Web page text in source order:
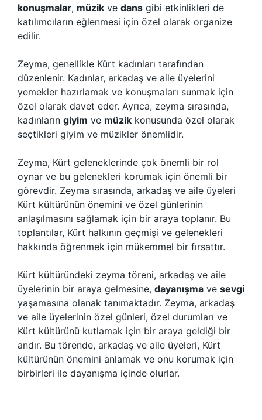
konuşmalar, müzik ve dans gibi etkinlikleri de
katılımcıların eğlenmesi için özel olarak organize
edilir.
Zeyma, genellikle Kürt kadınları tarafından
düzenlenir. Kadınlar, arkadaş ve aile üyelerini
yemekler hazırlamak ve konuşmaları sunmak için
özel olarak davet eder. Ayrıca, zeyma sırasında,
kadınların giyim ve müzik konusunda özel olarak
seçtikleri giyim ve müzikler önemlidir.
Zeyma, Kürt geleneklerinde çok önemli bir rol
oynar ve bu gelenekleri korumak için önemli bir
görevdir. Zeyma sırasında, arkadaş ve aile üyeleri
Kürt kültürünün önemini ve özel günlerinin
anlaşılmasını sağlamak için bir araya toplanır. Bu
toplantılar, Kürt halkının geçmişi ve gelenekleri
hakkında öğrenmek için mükemmel bir fırsattır.
Kürt kültüründeki zeyma töreni, arkadaş ve aile
üyelerinin bir araya gelmesine, dayanışma ve sevgi
yaşamasına olanak tanımaktadır. Zeyma, arkadaş
ve aile üyelerinin özel günleri, özel durumları ve
Kürt kültürünü kutlamak için bir araya geldiği bir
andır. Bu törende, arkadaş ve aile üyeleri, Kürt
kültürünün önemini anlamak ve onu korumak için
birbirleri ile dayanışma içinde olurlar.